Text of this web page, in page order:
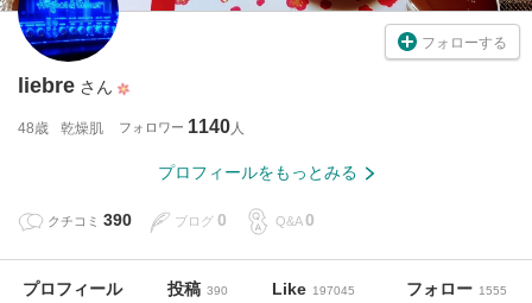
フォローする
liebre さん
48歳 乾燥肌 フォロワー 1140
プロフィールをもっとみる
クチコミ 390 ブログ 0 Q&A 0
プロフィール 投稿 390 Like 197045 フォロー 1555